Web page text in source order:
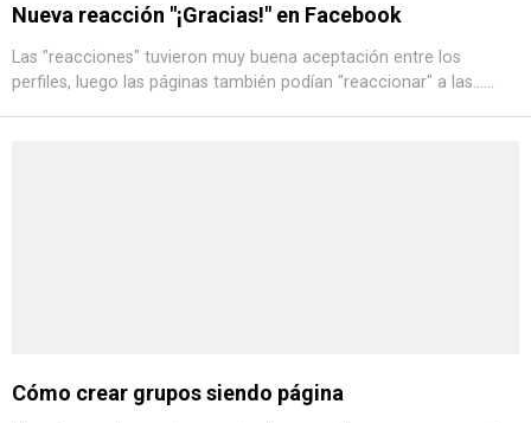
Nueva reacción "¡Gracias!" en Facebook
Las "reacciones" tuvieron muy buena aceptación entre los
perfiles, luego las páginas también podían "reaccionar" a las......
Cómo crear grupos siendo página